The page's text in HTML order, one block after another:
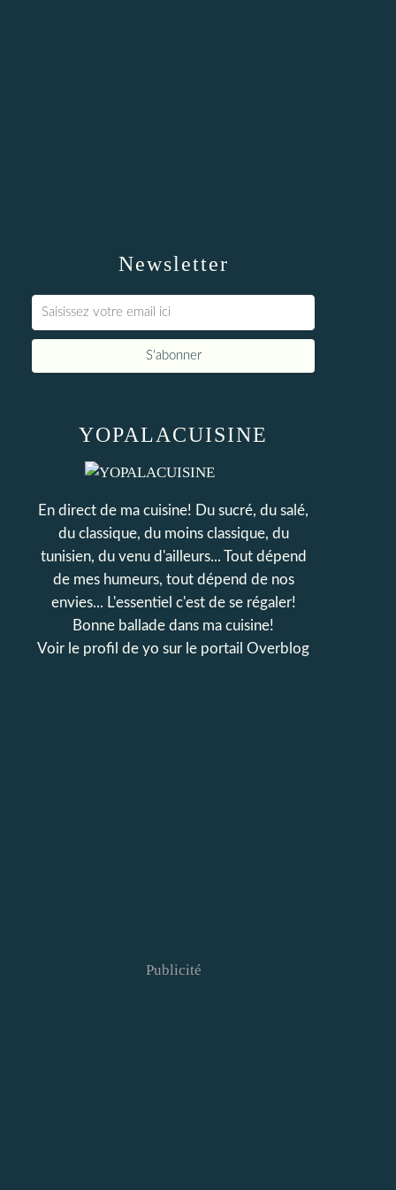
Newsletter
YOPALACUISINE
En direct de ma cuisine! Du sucré, du salé,
du classique, du moins classique, du
tunisien, du venu d'ailleurs... Tout dépend
de mes humeurs, tout dépend de nos
envies... L'essentiel c'est de se régaler!
Bonne ballade dans ma cuisine!
Voir le profil de yo sur le portail Overblog
Publicité